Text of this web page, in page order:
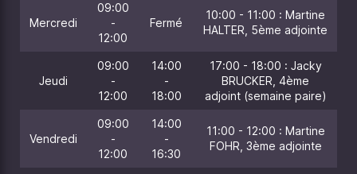
Mercredi
09:00
-
12:00
Fermé
10:00 - 11:00 : Martine
HALTER, 5ème adjointe
Jeudi
09:00
-
12:00
14:00
-
18:00
17:00 - 18:00 : Jacky
BRUCKER, 4ème
adjoint (semaine paire)
Vendredi
09:00
-
12:00
14:00
-
16:30
11:00 - 12:00 : Martine
FOHR, 3ème adjointe